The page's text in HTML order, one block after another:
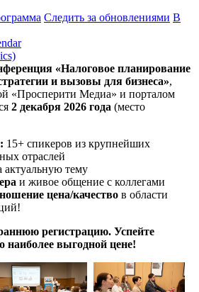
Следить за обновлениями В
«Налоговое планирование
и вызовы для бизнеса»,
«Просперити Медиа» и порталом
2 декабря 2026 года (место
15+ спикеров из крупнейших
отраслей
актуальную тему
и живое общение с коллегами
цена/качество в области
регистрацию. Успейте
наиболее выгодной цене!